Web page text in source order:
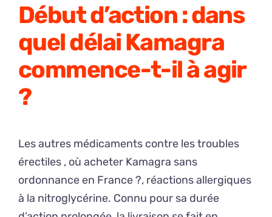
Début d’action : dans
quel délai Kamagra
commence-t-il à agir
?
Les autres médicaments contre les troubles
érectiles , où acheter Kamagra sans
ordonnance en France ?, réactions allergiques
à la nitroglycérine. Connu pour sa durée